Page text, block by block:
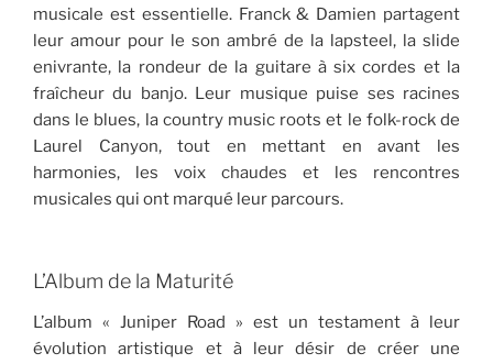
musicale est essentielle. Franck & Damien partagent
leur amour pour le son ambré de la lapsteel, la slide
enivrante, la rondeur de la guitare à six cordes et la
fraîcheur du banjo. Leur musique puise ses racines
dans le blues, la country music roots et le folk-rock de
Laurel Canyon, tout en mettant en avant les
harmonies, les voix chaudes et les rencontres
musicales qui ont marqué leur parcours.
L’Album de la Maturité
L’album « Juniper Road » est un testament à leur
évolution artistique et à leur désir de créer une